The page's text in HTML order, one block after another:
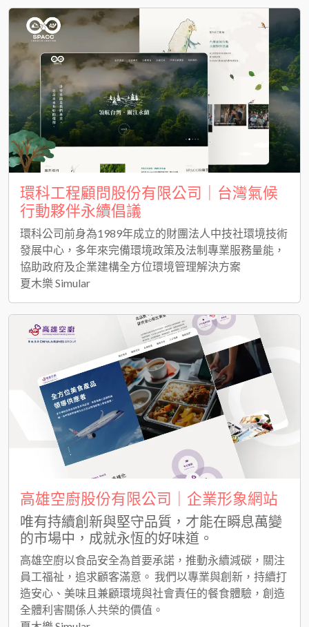
環科工程顧問股份有限公司｜台灣氣候
行動夥伴永續倡議
環科公司前身為1989年成立的財團法人中技社環境技術
發展中心，多年來完備環境政策及法制專業服務量能，
協助政府及企業建構全方位環境管理解決方案
夏木樂 Simular
高雄空廚股份有限公司｜企業形象網站
唯有持續創新與堅守品質，才能在瞬息萬變
的市場中，成就永恆的好味道。
高雄空廚以食品安全為首要承諾，推動永續減碳，關注
員工福祉，追求顧客滿意。 我們以專業與創新，持續打
造安心、美味且兼顧環境與社會責任的餐食體驗，創造
全體利害關係人共榮的價值。